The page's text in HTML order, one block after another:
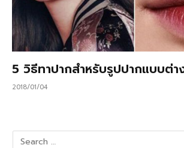
5 วิธีทาปากสำหรับรูปปากแบบต่า
2018/01/04